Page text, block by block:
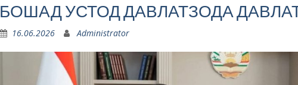
БОШАД УСТОД ДАВЛАТЗОДА
16.06.2026 Administrator